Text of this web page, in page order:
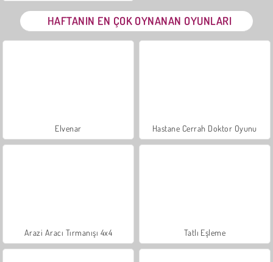
HAFTANIN EN ÇOK OYNANAN OYUNLARI
Elvenar Hastane Cerrah Doktor Oyunu
Arazi Aracı Tırmanışı 4x4 Tatlı Eşleme